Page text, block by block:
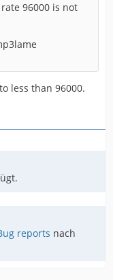
96000 is not
less than 96000.
reports nach